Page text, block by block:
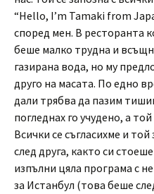
“Hello, I’m Tamaki from
според мен. В ресторанта
беше малко трудна и
газирана вода, но му
друго на масата. По едно
дали трябва да пазим
погледнах го учудено, а
Всички се съгласихме и
след друга, както си
изпълни цяла програма с
за Истанбул (това беше